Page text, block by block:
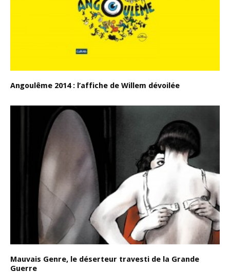
Angoulême 2014 : l’affiche de Willem dévoilée
Mauvais Genre, le déserteur travesti de la Grande
Guerre